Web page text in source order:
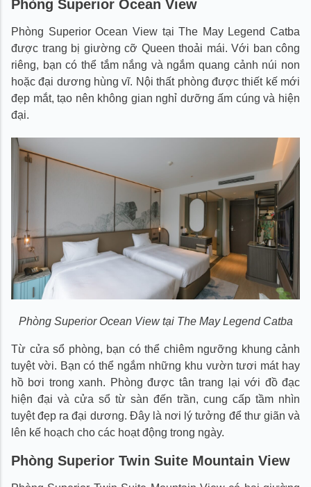
Phòng Superior Ocean View
Phòng Superior Ocean View tại The May Legend Catba
được trang bị giường cỡ Queen thoải mái. Với ban công
riêng, bạn có thể tắm nắng và ngắm quang cảnh núi non
hoặc đại dương hùng vĩ. Nội thất phòng được thiết kế mới
đẹp mắt, tạo nên không gian nghỉ dưỡng ấm cúng và hiện
đại.
Phòng Superior Ocean View tại The May Legend Catba
Từ cửa sổ phòng, bạn có thể chiêm ngưỡng khung cảnh
tuyệt vời. Bạn có thể ngắm những khu vườn tươi mát hay
hồ bơi trong xanh. Phòng được tân trang lại với đồ đạc
hiện đại và cửa sổ từ sàn đến trần, cung cấp tầm nhìn
tuyệt đẹp ra đại dương. Đây là nơi lý tưởng để thư giãn và
lên kế hoạch cho các hoạt động trong ngày.
Phòng Superior Twin Suite Mountain View